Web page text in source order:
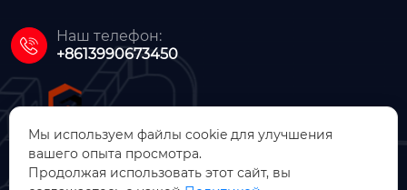

Наш телефон:
+8613990673450
ООО Цзинъянь Чжунсинь
Мы используем файлы cookie для улучшения
вашего опыта просмотра.
Продолжая использовать этот сайт, вы